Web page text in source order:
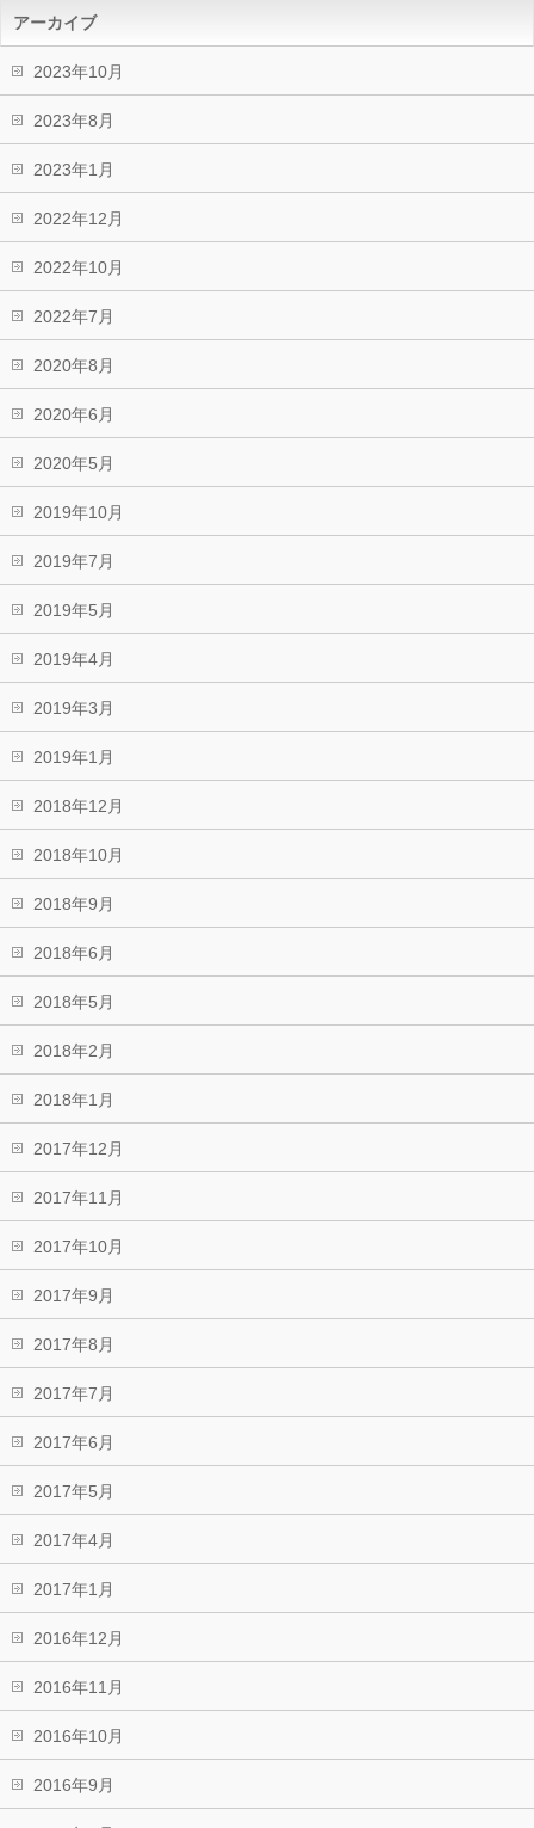
アーカイブ
2023年10月
2023年8月
2023年1月
2022年12月
2022年10月
2022年7月
2020年8月
2020年6月
2020年5月
2019年10月
2019年7月
2019年5月
2019年4月
2019年3月
2019年1月
2018年12月
2018年10月
2018年9月
2018年6月
2018年5月
2018年2月
2018年1月
2017年12月
2017年11月
2017年10月
2017年9月
2017年8月
2017年7月
2017年6月
2017年5月
2017年4月
2017年1月
2016年12月
2016年11月
2016年10月
2016年9月